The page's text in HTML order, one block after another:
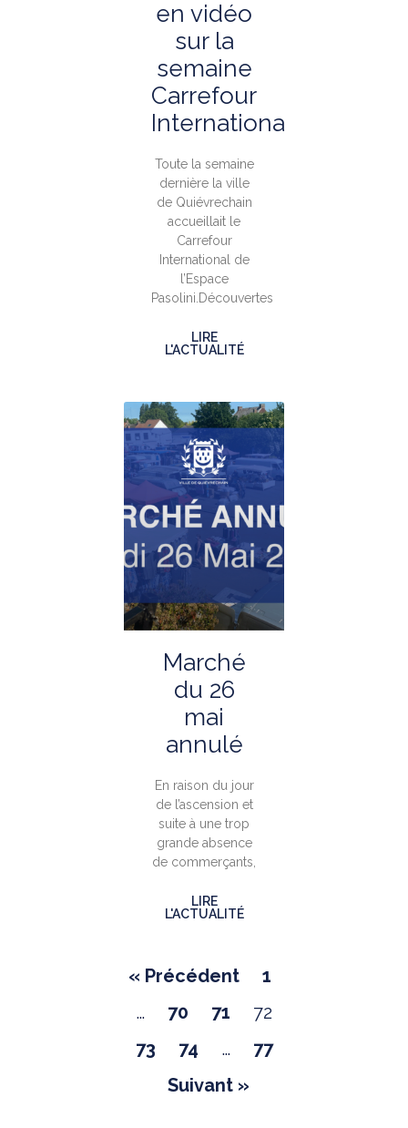
en vidéo
sur la
semaine
Carrefour
International
Toute la semaine
dernière la ville
de Quiévrechain
accueillait le
Carrefour
International de
l’Espace
Pasolini.Découvertes
LIRE
L'ACTUALITÉ
Marché
du 26
mai
annulé
En raison du jour
de l’ascension et
suite à une trop
grande absence
de commerçants,
LIRE
L'ACTUALITÉ
« Précédent
1
…
70 71
72
73
74 …
77
Suivant »